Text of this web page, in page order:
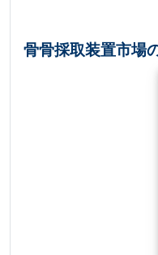
骨骨採取装置市場